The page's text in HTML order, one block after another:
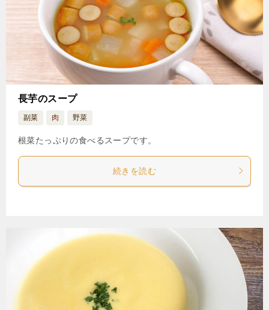
長芋のスープ
副菜 肉 野菜
根菜たっぷりの食べるスープです。
続きを読む